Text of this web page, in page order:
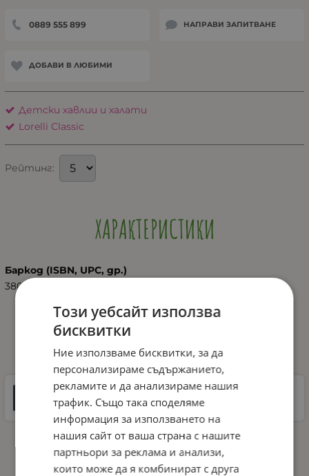
0889 555 899 НАПРАВИ ЗАПИТВАНЕ
ДОБАВИ В ЛЮБИМИ
Детски хавлии и халати
Lorelli Classic
Рейтинг:
ХАРАКТЕРИСТИКИ
Баркод (ISBN, UPC, др.)
3800151974758
ДОКУМЕНТИ ЗА СВАЛЯНЕ
Инструкции
9 MB |PDF
Този уебсайт използва
бисквитки
Ние използваме бисквитки, за да
персонализираме съдържанието,
рекламите и да анализираме нашия
трафик. Също така споделяме
информация за използването на
нашия сайт от ваша страна с нашите
партньори за реклама и анализи,
които може да я комбинират с друга